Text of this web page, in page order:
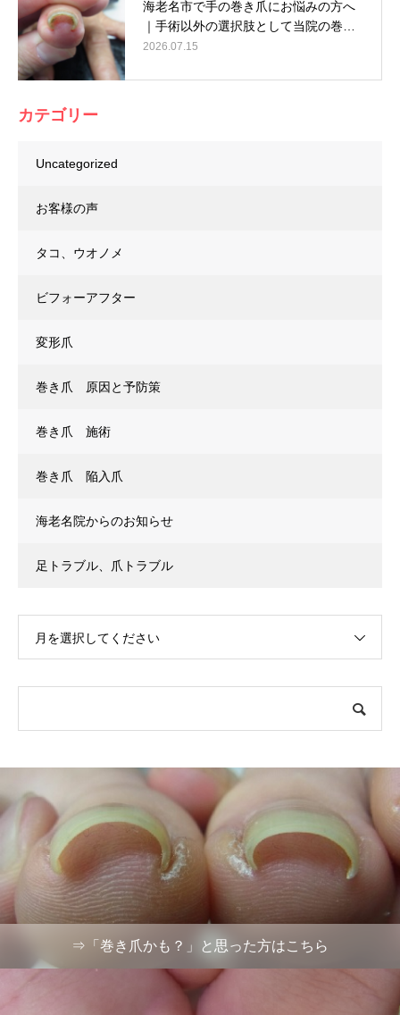
海老名市で手の巻き爪にお悩みの方へ
｜手術以外の選択肢として当院の巻…
2026.07.15
カテゴリー
Uncategorized
お客様の声
タコ、ウオノメ
ビフォーアフター
変形爪
巻き爪 原因と予防策
巻き爪 施術
巻き爪 陥入爪
海老名院からのお知らせ
足トラブル、爪トラブル
月を選択してください
⇒「巻き爪かも？」と思った方はこちら